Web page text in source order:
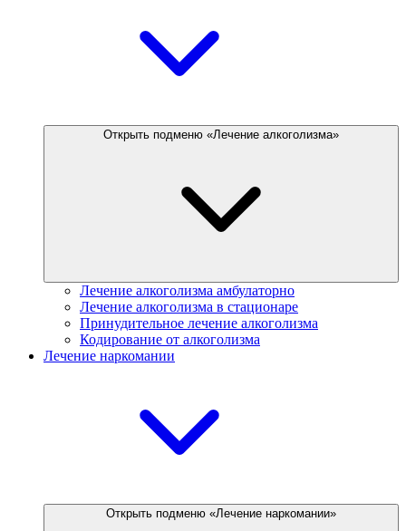
Открыть подменю «Лечение алкоголизма»
Лечение алкоголизма амбулаторно
Лечение алкоголизма в стационаре
Принудительное лечение алкоголизма
Кодирование от алкоголизма
Лечение наркомании
Открыть подменю «Лечение наркомании»